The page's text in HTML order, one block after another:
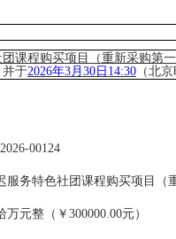
课程购买项目（重新采购第
并于2026年3月 30 日 14:30 （北
00124
服务特色社团课程购买项目（
万元整 （￥ 300000.00元）